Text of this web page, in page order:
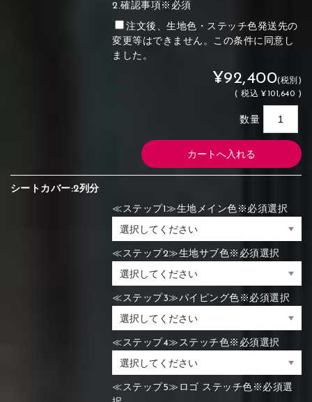
2.確認事項※必須
注文後、生地色・ステッチ色発送先の
変更等はできません。この条件に同意し
ました。
¥92,400(税別)
(税込 ¥101,640 )
数量
シートカバー:2列分
≪ステップ1≫生地メイン色※必須選択
≪ステップ2≫生地サブ色※必須選択
≪ステップ3≫パイピング色※必須選択
≪ステップ4≫ステッチ色※必須選択
≪ステップ5≫ロゴ ステッチ色※必須選